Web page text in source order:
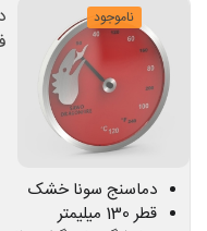
ناموجود
دماسنج سونا خشک
قطر 130 میلیمتر